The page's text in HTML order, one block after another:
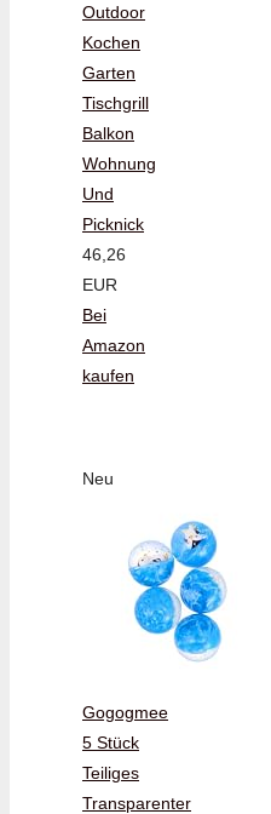
Outdoor
Kochen
Garten
Tischgrill
Balkon
Wohnung
Und
Picknick
46,26
EUR
Bei
Amazon
kaufen
Neu
Gogogmee
5 Stück
Teiliges
Transparenter